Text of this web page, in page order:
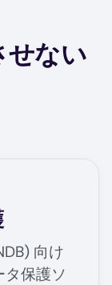
せない
向け
タ保護ソ